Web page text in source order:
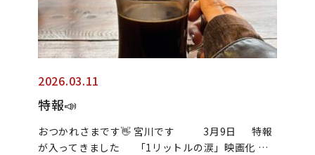
2026.03.11
特報📣
おつかれさまです👋 宮川です 3月9日 特報
が入ってきました 「1リットルの涙」映画化 …